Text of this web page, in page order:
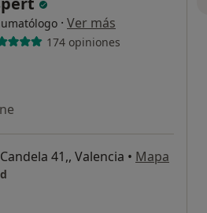
· Ver más
174 opiniones
41,, Valencia • Mapa